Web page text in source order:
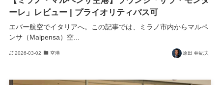
ーレ」レビュー | プライオリティパス可
エバー航空でイタリアへ。この記事では、ミラノ市内からマルペ
ンサ（Malpensa）空...
2026-03-02 空港 原田 亜紀夫